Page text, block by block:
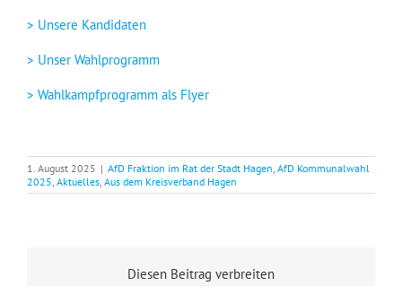
> Unsere Kandidaten
> Unser Wahlprogramm
> Wahlkampfprogramm als Flyer
1. August 2025 | AfD Fraktion im Rat der Stadt Hagen, AfD Kommunalwahl
2025, Aktuelles, Aus dem Kreisverband Hagen
Diesen Beitrag verbreiten